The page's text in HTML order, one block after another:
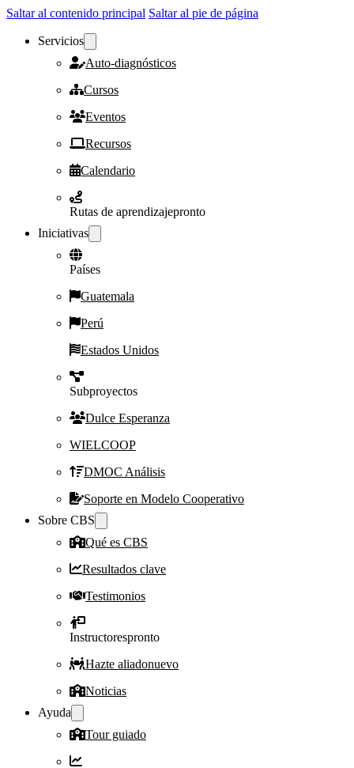
Saltar al contenido principal Saltar al pie de página
Servicios
Auto-diagnósticos
Cursos
Eventos
Recursos
Calendario
Rutas de aprendizajepronto
Iniciativas
Países
Guatemala
Perú
Estados Unidos
Subproyectos
Dulce Esperanza
WIELCOOP
DMOC Análisis
Soporte en Modelo Cooperativo
Sobre CBS
Qué es CBS
Resultados clave
Testimonios
Instructorespronto
Hazte aliadonuevo
Noticias
Ayuda
Tour guiado